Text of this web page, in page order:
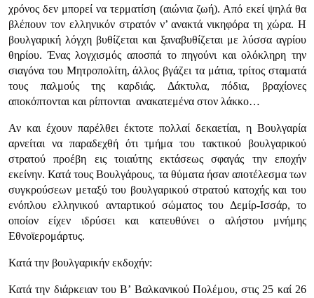
χρόνος δεν μπορεί να τερματίση (αιώνια ζωή). Από εκεί ψηλά θα
βλέπουν τον ελληνικόν στρατόν ν’ ανακτά νικηφόρα τη χώρα. Η
βουλγαρική λόγχη βυθίζεται και ξαναβυθίζεται με λύσσα αγρίου
θηρίου. Ένας λογχισμός απο­σπά το πηγούνι και ολόκληρη την
σιαγόνα του Μητροπολίτη, άλλος βγάζει τα μάτια, τρίτος σταματά
τους παλμούς της καρδιάς. Δάκτυλα, πόδια, βραχίονες
αποκόπτονται και ρίπτονται ανακατεμένα στον λάκκο…
Αν και έχουν παρέλθει έκτοτε πολλαί δεκαετίαι, η Βουλγαρία
αρνείται να παραδεχθή ότι τμήμα του τακτικού βουλγαρικού
στρατού προέβη εις τοιαύτης εκτάσεως σφαγάς την εποχήν
εκείνην. Κατά τους Βουλγάρους, τα θύμα­τα ήσαν αποτέλεσμα των
συγκρούσεων μεταξύ του βουλγαρικού στρατού κατοχής και του
ενόπλου ελληνικού ανταρτικού σώματος του Δεμίρ-Ισσάρ, το
οποίον είχεν ιδρύσει και κατευθύνει ο αλήστου μνήμης
Εθνοϊερομάρτυς.
Κατά την βουλγαρικήν εκδοχήν:
Κατά την διάρκειαν του Β’ Βαλκανικού Πολέμου, στις 25 καί 26